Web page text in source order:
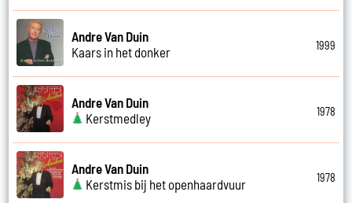
Andre Van Duin
Kaars in het donker
1999
Andre Van Duin
Kerstmedley
1978
Andre Van Duin
Kerstmis bij het openhaardvuur
1978